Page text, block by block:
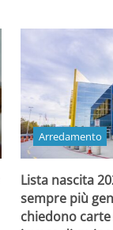
Arredamento
Lista nascita
sempre più
chiedono carte